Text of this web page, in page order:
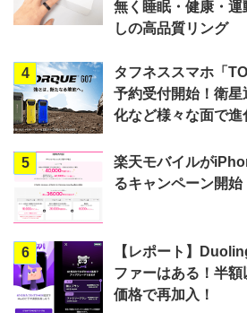
無く睡眠・健康・
しの高品質リング
4
タフネススマホ「
予約受付開始！衛
化など様々な面で進
5
楽天モバイルが
るキャンペーン開始
6
【レポート】
ファーはある！半額
価格で再加入！